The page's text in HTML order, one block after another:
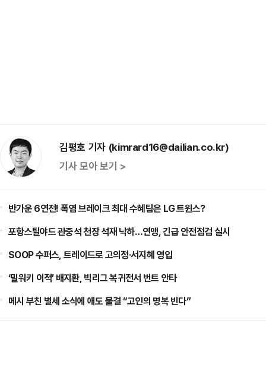
김평호 기자 (kimrard16@dailian.co.kr)
기사 모아 보기 >
반가운 6연전! 폭염 브레이크 최대 수혜팀은 LG 트윈스?
포항스틸야드 관중석 천장 석재 낙하…연맹, 긴급 안전점검 실시
SOOP 수퍼스, 트레이드로 고의정·서지혜 영입
‘밀워키 이적’ 배지환, 빅리그 복귀전서 번트 안타
메시 부친 별세 소식에 애도 물결 “고인의 명복 빈다”